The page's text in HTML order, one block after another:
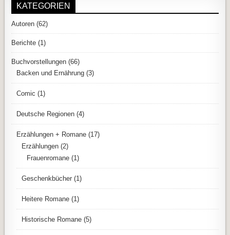
KATEGORIEN
Autoren (62)
Berichte (1)
Buchvorstellungen (66)
Backen und Ernährung (3)
Comic (1)
Deutsche Regionen (4)
Erzählungen + Romane (17)
Erzählungen (2)
Frauenromane (1)
Geschenkbücher (1)
Heitere Romane (1)
Historische Romane (5)